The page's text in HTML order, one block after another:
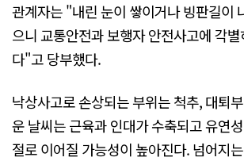
관계자는 "내린 눈이 쌓이거나 빙판길이
으니 교통안전과 보행자 안전사고에 각
다"고 당부했다.
낙상사고로 손상되는 부위는 척추, 대퇴
운 날씨는 근육과 인대가 수축되고 유연
절로 이어질 가능성이 높아진다. 넘어지